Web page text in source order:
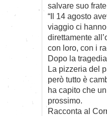
salvare suo
“Il 14 agosto
viaggio ci
direttamente
con loro, con i
Dopo la
La pizzeria del
però tutto è
ha capito che
prossimo.
Racconta al